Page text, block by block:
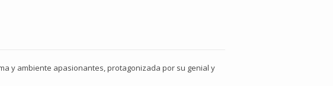
y ambiente apasionantes, protagonizada por su genial y